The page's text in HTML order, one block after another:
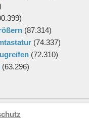
(87.314)
(74.337)
(72.310)
(63.296)